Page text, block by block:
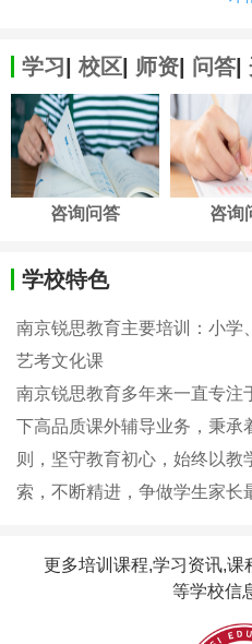
学习 校区 师资 问答
咨询问答 咨询
学校特色
南京锐思教育主要培训：小学
艺考文化课
南京锐思教育多年来一直专注
下高品质课外辅导业务​，​秉
则，坚守教育初心，始终以教
索，不断精进，争做学生家长
更多培训课程,学习资讯,
等学校信